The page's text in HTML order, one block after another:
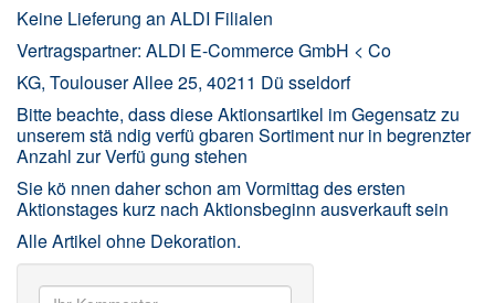
Keine Lieferung an ALDI Filialen
Vertragspartner: ALDI E-Commerce GmbH < Co
KG, Toulouser Allee 25, 40211 Dü sseldorf
Bitte beachte, dass diese Aktionsartikel im Gegensatz zu
unserem stä ndig verfü gbaren Sortiment nur in begrenzter
Anzahl zur Verfü gung stehen
Sie kö nnen daher schon am Vormittag des ersten
Aktionstages kurz nach Aktionsbeginn ausverkauft sein
Alle Artikel ohne Dekoration.